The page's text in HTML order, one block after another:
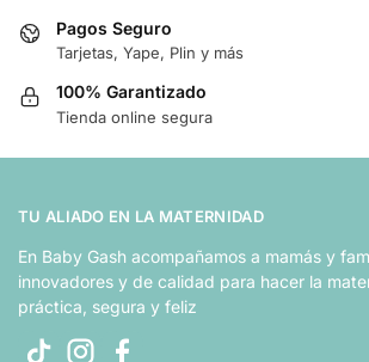
Pagos Seguro
Tarjetas, Yape, Plin y más
100% Garantizado
Tienda online segura
TU ALIADO EN LA MATERNIDAD
En Baby Gash acompañamos a mamás y
innovadores y de calidad para hacer la
práctica, segura y feliz